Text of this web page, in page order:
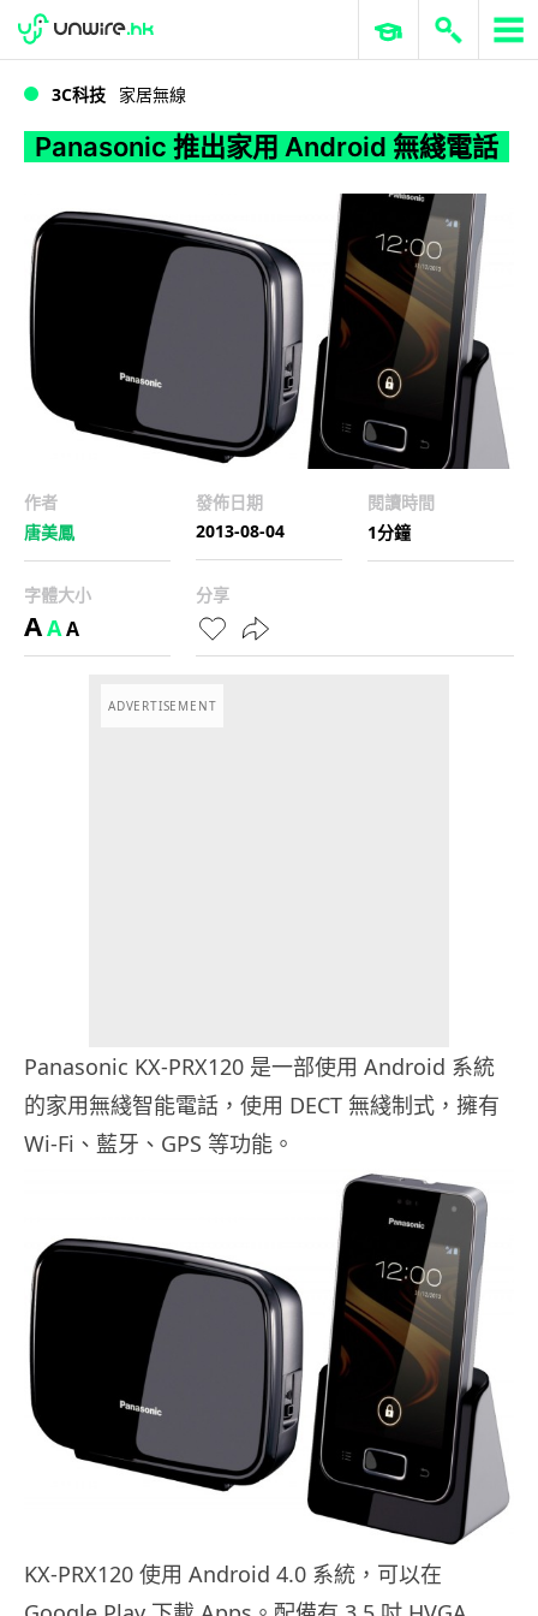
Panasonic 推出家用 Android 無綫電話
WWDC 2026 ERP 與商業 AI
3C科技 家居無線
Panasonic 推出家用 Android 無綫電話
作者
唐美鳳
發佈日期
2013-08-04
閱讀時間
1分鐘
字體大小
AAA
分享
ADVERTISEMENT
Panasonic KX-PRX120 是一部使用 Android 系統
的家用無綫智能電話，使用 DECT 無綫制式，擁有
Wi-Fi、藍牙、GPS 等功能。
KX-PRX120 使用 Android 4.0 系統，可以在